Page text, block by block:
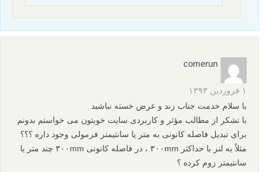
comerun
۱ فروردین ۱۳۹۳
با سلام خدمت جناب زند و عرض خسته نباشید
با تشکر از مطالب مؤثر و کاربردی سایت خوبتون می خواستم بدونم
برای تبدیل فاصله کانونی به متر یا سانتیمتر فرمولی وجود داره ؟؟؟
مثلاً یه لنز با حداکثر ۳۰۰mm ، در فاصله کانونی ۳۰۰mm چند متر یا
سانتیمتر زوم کرده ؟